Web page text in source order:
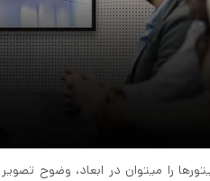
را میتوان در ابعاد، وضوح